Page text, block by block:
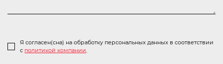
Я согласен(сна) на обработку персональных данных в соответствии
с политикой компании.